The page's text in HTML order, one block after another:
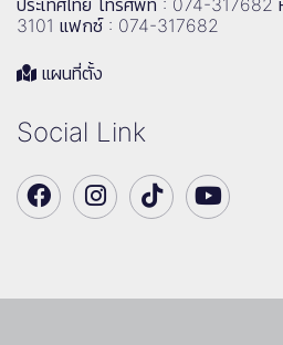
3101 แฟกซ์ : 074-317682
แผนที่ตั้ง
Social Link